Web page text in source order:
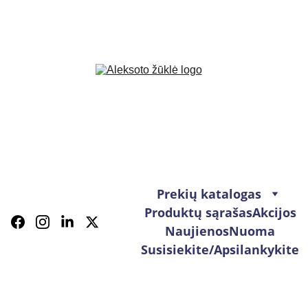
Prekių katalogas
Produktų sąrašasAkcijos
NaujienosNuoma
Susisiekite/Apsilankykite